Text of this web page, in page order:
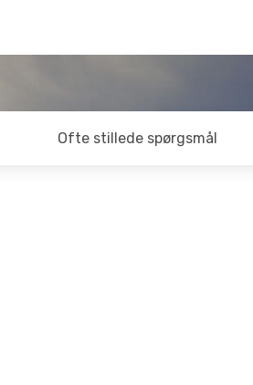
Ofte stillede spørgsmål